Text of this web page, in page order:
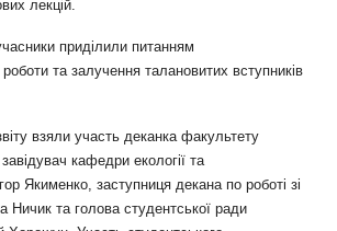
лекцій.
приділили питанням
роботи та залучення талановитих вступників
взяли участь деканка факультету
завідувач кафедри екології та
Якименко, заступниця декана по роботі зі
Ничик та голова студентської ради